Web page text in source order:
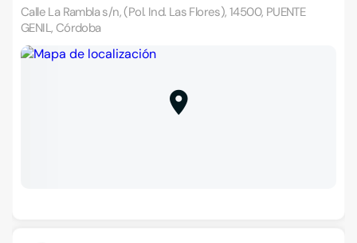
Calle La Rambla s/n, (Pol. Ind. Las Flores), 14500, PUENTE
GENIL, Córdoba